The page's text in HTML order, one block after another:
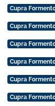
Cupra
Cupra
Cupra
Cupra
Cupra
Cupra